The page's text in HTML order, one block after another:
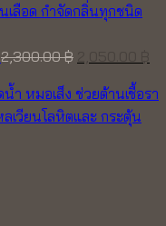
was:
2,300.00฿
was:
2,300.00 ฿.
is: